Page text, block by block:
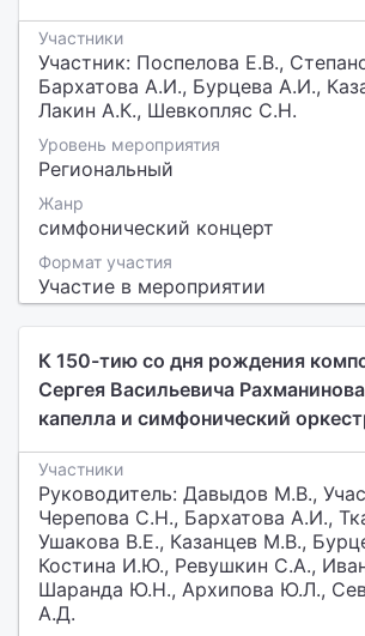
Участники
Участник: Поспелова Е.В.,
Бархатова А.И., Бурцева А.И.,
Лакин А.К., Шевкопляс С.Н.
Уровень мероприятия
Региональный
Жанр
симфонический концерт
Формат участия
Участие в мероприятии
К 150-тию со дня рождения
Сергея Васильевича
капелла и симфонический
Участники
Руководитель: Давыдов М.В.,
Черепова С.Н., Бархатова А.И.,
Ушакова В.Е., Казанцев М.В.,
Костина И.Ю., Ревушкин С.А.,
Шаранда Ю.Н., Архипова Ю.Л.,
А.Д.